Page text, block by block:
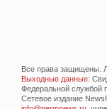
Все права защищены.
Выходные данные:
Федеральной службой
Сетевое издание